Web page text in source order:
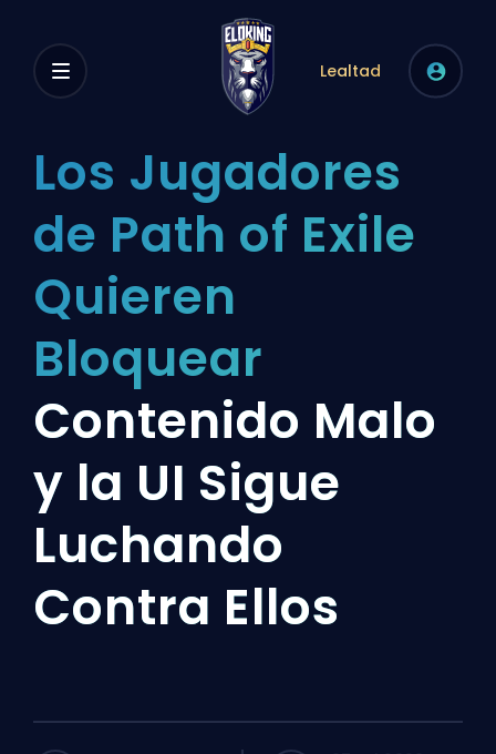
Lealtad
Los Jugadores
de Path of Exile
Quieren
Bloquear
Contenido Malo
y la UI Sigue
Luchando
Contra Ellos